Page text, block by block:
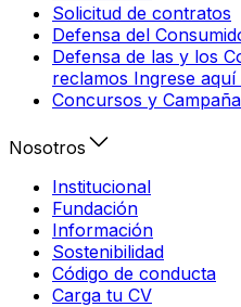
Solicitud de contratos
Defensa del
Defensa de las y los
reclamos Ingrese
Concursos y
Nosotros
Institucional
Fundación
Información
Sostenibilidad
Código de conducta
Carga tu CV